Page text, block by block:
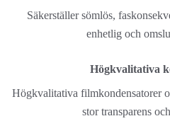
Säkerställer sömlös,
enhetlig och
Högkvalitativa
Högkvalitativa filmkondensatorer
stor transparens